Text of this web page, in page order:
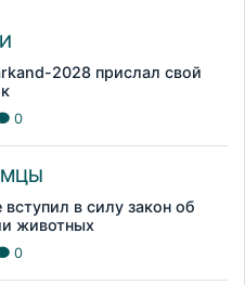
2028 прислал свой
0
вступил в силу закон об
животных
0